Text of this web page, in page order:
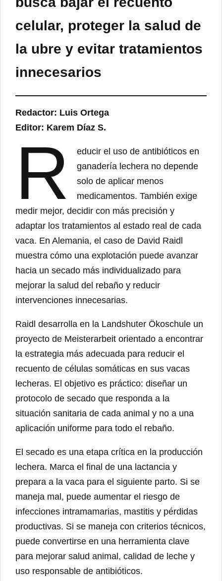
celular, proteger la salud de
la ubre y evitar tratamientos
innecesarios
Redactor: Luis Ortega
Editor: Karem Díaz S.
R
educir el uso de antibióticos en
ganadería lechera no depende
solo de aplicar menos
medicamentos. También exige
medir mejor, decidir con más precisión y
adaptar los tratamientos al estado real de cada
vaca. En Alemania, el caso de David Raidl
muestra cómo una explotación puede avanzar
hacia un secado más individualizado para
mejorar la salud del rebaño y reducir
intervenciones innecesarias.
Raidl desarrolla en la Landshuter Ökoschule un
proyecto de Meisterarbeit orientado a encontrar
la estrategia más adecuada para reducir el
recuento de células somáticas en sus vacas
lecheras. El objetivo es práctico: diseñar un
protocolo de secado que responda a la
situación sanitaria de cada animal y no a una
aplicación uniforme para todo el rebaño.
El secado es una etapa crítica en la producción
lechera. Marca el final de una lactancia y
prepara a la vaca para el siguiente parto. Si se
maneja mal, puede aumentar el riesgo de
infecciones intramamarias, mastitis y pérdidas
productivas. Si se maneja con criterios técnicos,
puede convertirse en una herramienta clave
para mejorar salud animal, calidad de leche y
uso responsable de antibióticos.